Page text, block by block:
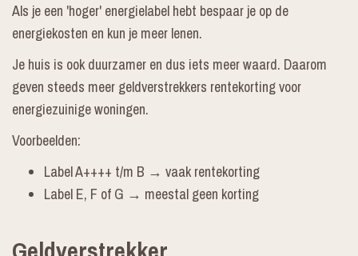
Als je een 'hoger' energielabel hebt bespaar je op de
energiekosten en kun je meer lenen.
Je huis is ook duurzamer en dus iets meer waard. Daarom
geven steeds meer geldverstrekkers rentekorting voor
energiezuinige woningen.
Voorbeelden:
Label A++++ t/m B → vaak rentekorting
Label E, F of G → meestal geen korting